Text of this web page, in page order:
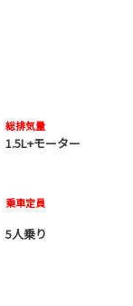
総排気量
1.5L+モーター
乗車定員
5人乗り